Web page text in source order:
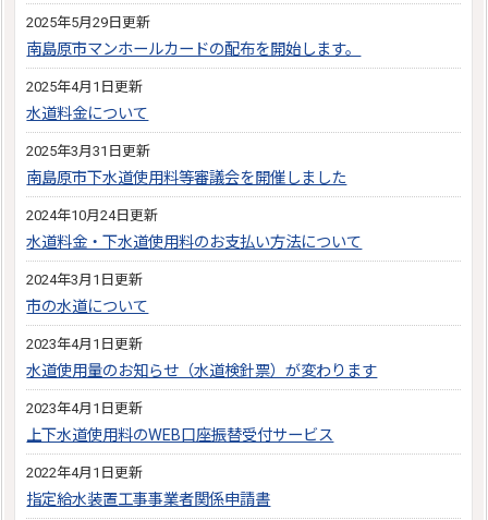
2025年5月29日更新
南島原市マンホールカードの配布を開始します。
2025年4月1日更新
水道料金について
2025年3月31日更新
南島原市下水道使用料等審議会を開催しました
2024年10月24日更新
水道料金・下水道使用料のお支払い方法について
2024年3月1日更新
市の水道について
2023年4月1日更新
水道使用量のお知らせ（水道検針票）が変わります
2023年4月1日更新
上下水道使用料のWEB口座振替受付サービス
2022年4月1日更新
指定給水装置工事事業者関係申請書